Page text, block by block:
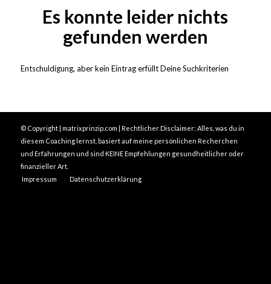
Es konnte leider nichts
gefunden werden
Entschuldigung, aber kein Eintrag erfüllt Deine Suchkriterien
© Copyright | matrixprinzip.com | Rechtlicher Disclaimer: Alles, was du in
diesem Coaching lernst, basiert auf meine persönlichen Recherchen
und Erfahrungen und sind KEINE Empfehlungen gesundheitlicher oder
finanzieller Art.
Impressum
Datenschutzerklärung